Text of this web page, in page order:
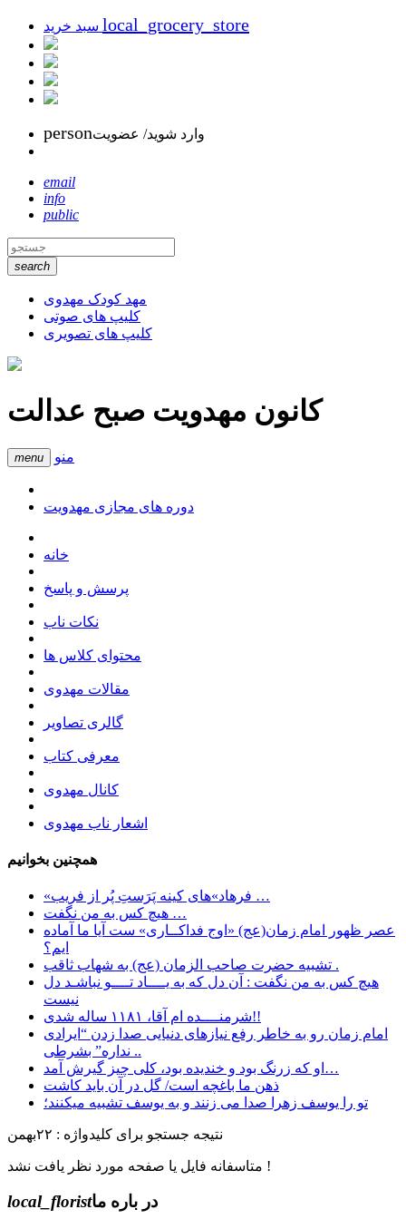
local_grocery_store
personوارد شوید/ عضویت
email
info
public
search
مهد کودک مهدوی
کلیپ های صوتی
کلیپ های تصویری
کانون مهدویت صبح عدالت
menu منو
دوره های مجازی مهدویت
خانه
پرسش و پاسخ
نکات ناب
محتوای کلاس ها
مقالات مهدوی
گالری تصاویر
معرفی کتاب
کانال مهدوی
اشعار ناب مهدوی
همچنین بخوانیم
«فرهاد»های کینه پَرَستِ پُر از فریب …
هیچ کس به من نگفت …
عصر ظهور امام زمان(عج) «اوج فداکــاری» ست آيا ما آماده
ايم؟
تشبیه حضرت صاحب الزمان (عج) به شهاب ثاقب .
هیچ کس به من نگفت : آن دل که به یــــاد تــــو نباشـد دل
نیست
شرمنــــده ام آقا، ۱۱۸۱ ساله شدی!!
امام زمان رو به خاطر رفع نیازهای دنیایی صدا زدن “ایرادی
نداره” بشرطی ..
او که زرنگ بود و خندیده بود، کلی چیز گیرش آمد…
ﺫﻫﻦ ﻣﺎ ﺑﺎﻏﭽﻪ ﺍﺳﺖ/ ﮔﻞ ﺩﺭ ﺁﻥ ﺑﺎﯾﺪ ﮐﺎﺷﺖ
تو را یوسف زهرا صدا می زنند و به یوسف تشبیه میکنند؛
نتیجه جستجو برای کلیدواژه : ۲۲بهمن
متاسفانه فایل یا صفحه مورد نظر یافت نشد !
local_floristدر باره ما